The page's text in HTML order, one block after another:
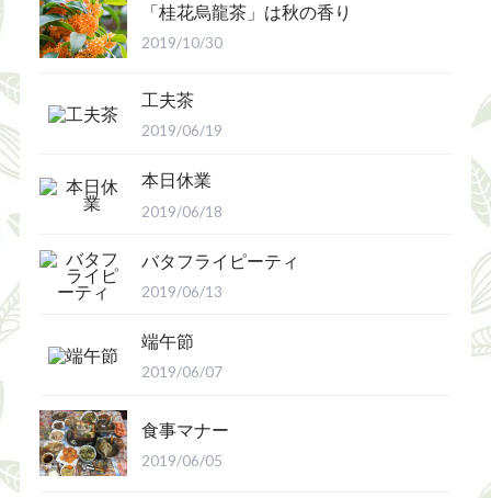
「桂花烏龍茶」は秋の香り
2019/10/30
工夫茶
2019/06/19
本日休業
2019/06/18
バタフライピーティ
2019/06/13
端午節
2019/06/07
食事マナー
2019/06/05